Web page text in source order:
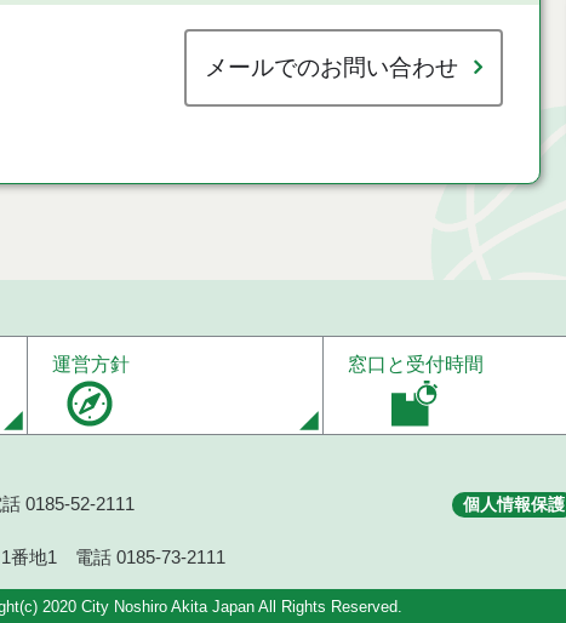
メールでのお問い合わせ
運営方針 窓口と受付時間
個人情報保護
0185-52-2111
番地1 電話 0185-73-2111
2020 City Noshiro Akita Japan All Rights Reserved.